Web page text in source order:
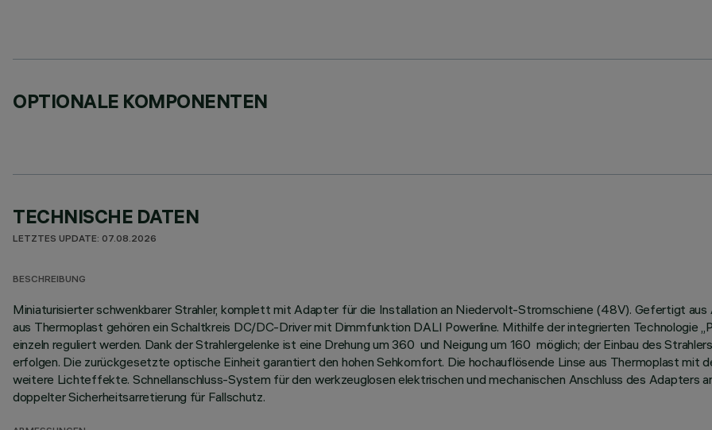
OPTIONALE KOMPONENTEN
TECHNISCHE DATEN
LETZTES UPDATE: 07.08.2026
BESCHREIBUNG
Miniaturisierter schwenkbarer Strahler, komplett mit Adapter für die Installation an Niedervolt-Stromschiene (48V). Gefertigt aus
aus Thermoplast gehören ein Schaltkreis DC/DC-Driver mit Dimmfunktion DALI Powerline. Mithilfe der integrierten Technologie
einzeln reguliert werden. Dank der Strahlergelenke ist eine Drehung um 360 und Neigung um 160 möglich; der Einbau des
erfolgen. Die zurückgesetzte optische Einheit garantiert den hohen Sehkomfort. Die hochauflösende Linse aus Thermoplast mit
weitere Lichteffekte. Schnellanschluss-System für den werkzeuglosen elektrischen und mechanischen Anschluss des Adapters
doppelter Sicherheitsarretierung für Fallschutz.